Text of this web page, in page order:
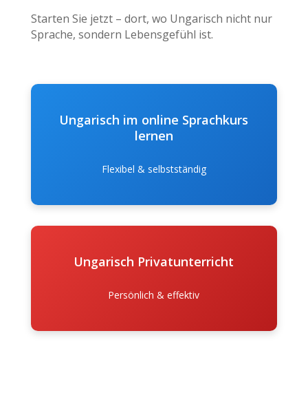
Starten Sie jetzt – dort, wo Ungarisch nicht nur
Sprache, sondern Lebensgefühl ist.
Ungarisch im online Sprachkurs
lernen
Flexibel & selbstständig
Ungarisch Privatunterricht
Persönlich & effektiv